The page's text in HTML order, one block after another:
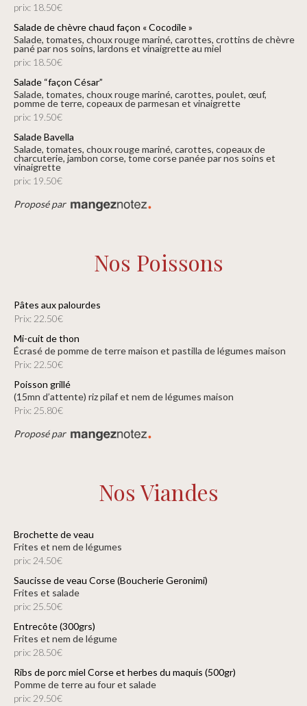
prix: 18.50€
Salade de chèvre chaud façon « Cocodile »
salade, tomates, choux rouge mariné, carottes, crottins de chèvre
pané par nos soins, lardons et vinaigrette au miel
prix: 18.50€
Salade “façon César”
salade, tomates, choux rouge mariné, carottes, poulet, œuf,
pomme de terre, copeaux de parmesan et vinaigrette
prix: 19.50€
Salade Bavella
salade, tomates, choux rouge mariné, carottes, copeaux de
charcuterie, jambon corse, tome corse panée par nos soins et
vinaigrette
prix: 19.50€
Proposé par
Nos Poissons
Pâtes aux palourdes
Prix: 22.50€
Mi-cuit de thon
écrasé de pomme de terre maison et pastilla de légumes maison
Prix: 22.50€
Poisson grillé
(15mn d’attente) riz pilaf et nem de légumes maison
Prix: 25.80€
Proposé par
Nos Viandes
Brochette de veau
frites et nem de légumes
prix: 24.50€
Saucisse de veau Corse (Boucherie Geronimi)
frites et salade
prix: 25.50€
Entrecôte (300grs)
frites et nem de légume
prix: 28.50€
Ribs de porc miel Corse et herbes du maquis (500gr)
Pomme de terre au four et salade
prix: 29.50€